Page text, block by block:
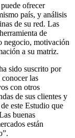
ofrecer
país, y análisis
de su red. Las
de
negocio, motivación
a su matriz.
sido suscrito por
conocer las
con otros
de sus clientes y
este Estudio que
buenas
están